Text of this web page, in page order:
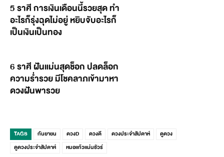
5 ราศี การเงินเดือนนี้รวยสุด ทำ
อะไรก็รุ่งฉุดไม่อยู่ หยิบจับอะไรก็
เป็นเงินเป็นทอง
6 ราศี ฝันแม่นสุดช็อก ปลดล็อก
ความร่ำรวย มีโชคลาภเข้ามาหา
ดวงฝันพารวย
TAGS กันยายน ดวงD ดวงดี ดวงประจำสัปดาห์
ดูดวง
ดูดวงประจำสัปดาห์
หมอแก้วแม่นชัวร์